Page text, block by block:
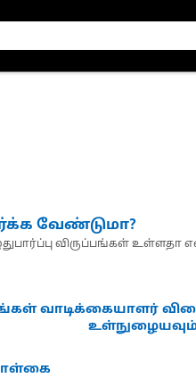
வேண்டுமா?
விருப்பங்கள்
வாடிக்கையாளர்